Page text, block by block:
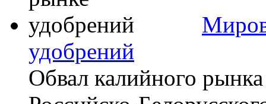
удобрений
Обвал калийного